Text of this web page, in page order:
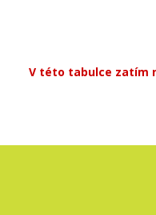
V této tabulce zatím